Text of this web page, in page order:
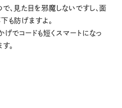
、見た目を邪魔しないですし、面
も防げますよ。
げでコードも短くスマートになっ
。